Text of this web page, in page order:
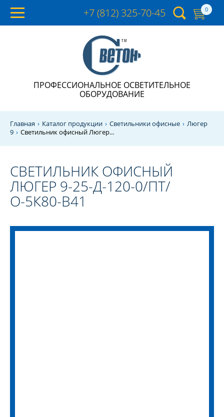
+7 (812) 325-70-45 0
ПРОФЕССИОНАЛЬНОЕ ОСВЕТИТЕЛЬНОЕ
ОБОРУДОВАНИЕ
Главная Каталог продукции Светильники офисные
Люгер
9
Светильник офисный Люгер...
СВЕТИЛЬНИК ОФИСНЫЙ
ЛЮГЕР 9-25-Д-120-0/ПТ/
О-5К80-В41